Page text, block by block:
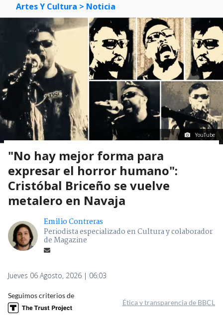
Artes Y Cultura > Noticia
YouTube
"No hay mejor forma para
expresar el horror humano":
Cristóbal Briceño se vuelve
metalero en Navaja
Emilio Contreras
Periodista especializado en Cultura y colaborador
de Magazine
Jueves 06 Agosto, 2026 | 06:03
Seguimos criterios de
Ética y transparencia de BBCL